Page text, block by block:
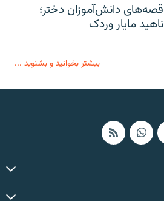
قصه‌های دانش‌آموزان دختر؛
ناهید مایار وردک
بیشتر بخوانید و بشنوید ...